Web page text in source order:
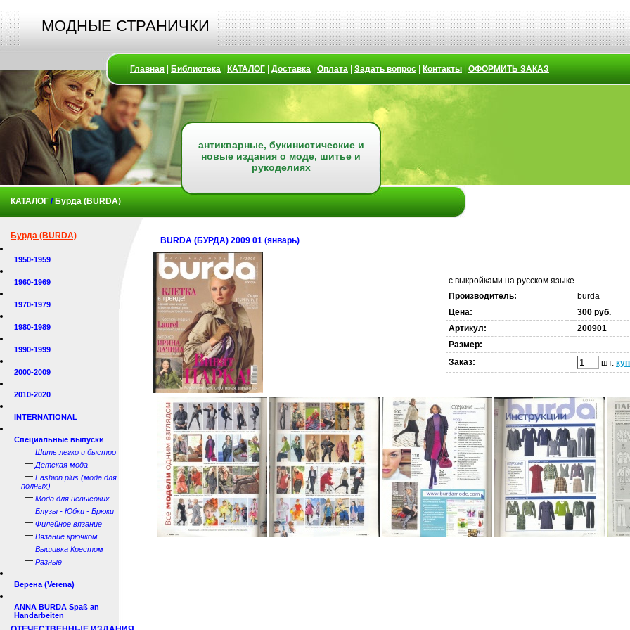
МОДНЫЕ СТРАНИЧКИ
Главная Библиотека КАТАЛОГ Доставка Оплата Задать вопрос Контакты ОФОРМИТЬ ЗАКАЗ
антикварные, букинистические и
новые издания о моде, шитье и
рукоделиях
КАТАЛОГ / Бурда (BURDA)
Бурда (BURDA)
1950-1959
1960-1969
1970-1979
1980-1989
1990-1999
2000-2009
2010-2020
INTERNATIONAL
Специальные выпуски
— Шить легко и быстро
— Детская мода
— Fashion plus (мода для
полных)
— Мода для невысоких
— Блузы - Юбки - Брюки
— Филейное вязание
— Вязание крючком
— Вышивка Крестом
— Разные
Верена (Verena)
ANNA BURDA Spaß an
Handarbeiten
BURDA (БУРДА) 2009 01 (январь)
с выкройками на русском языке
Производитель:
burda
Цена:
300 руб.
Артикул:
200901
Размер:
Заказ:
шт.